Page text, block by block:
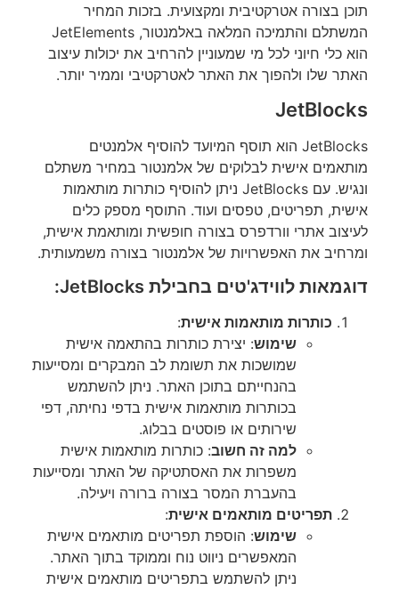
תוכן בצורה אטרקטיבית ומקצועית. בזכות המחיר
המשתלם והתמיכה המלאה באלמנטור, JetElements
הוא כלי חיוני לכל מי שמעוניין להרחיב את יכולות עיצוב
האתר שלו ולהפוך את האתר לאטרקטיבי וממיר יותר.
JetBlocks
JetBlocks הוא תוסף המיועד להוסיף אלמנטים
מותאמים אישית לבלוקים של אלמנטור במחיר משתלם
ונגיש. עם JetBlocks ניתן להוסיף כותרות מותאמות
אישית, תפריטים, טפסים ועוד. התוסף מספק כלים
לעיצוב אתרי וורדפרס בצורה חופשית ומותאמת אישית,
ומרחיב את האפשרויות של אלמנטור בצורה משמעותית.
דוגמאות לווידג'טים בחבילת JetBlocks:
כותרות מותאמות אישית:
שימוש: יצירת כותרות בהתאמה אישית
שמושכות את תשומת לב המבקרים ומסייעות
בהנחייתם בתוכן האתר. ניתן להשתמש
בכותרות מותאמות אישית בדפי נחיתה, דפי
שירותים או פוסטים בבלוג.
למה זה חשוב: כותרות מותאמות אישית
משפרות את האסתטיקה של האתר ומסייעות
בהעברת המסר בצורה ברורה ויעילה.
תפריטים מותאמים אישית:
שימוש: הוספת תפריטים מותאמים אישית
המאפשרים ניווט נוח וממוקד בתוך האתר.
ניתן להשתמש בתפריטים מותאמים אישית